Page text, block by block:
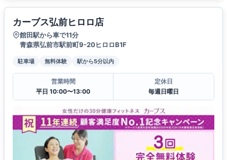
カーブス弘前ヒロロ店
館田駅から車で11分
青森県弘前市駅前町9-20ヒロロB1F
駐車場 無料体験 駅から5分以内
営業時間
平日 10:00〜13:00
定休日
毎週日曜日